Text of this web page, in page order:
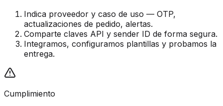
Indica proveedor y caso de uso — OTP,
actualizaciones de pedido, alertas.
Comparte claves API y sender ID de forma segura.
Integramos, configuramos plantillas y probamos la
entrega.
Cumplimiento